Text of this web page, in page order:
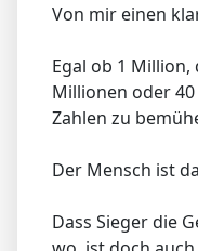
Von mir einen
Egal ob 1
Millionen oder
Zahlen zu
Der Mensch ist
Dass Sieger die